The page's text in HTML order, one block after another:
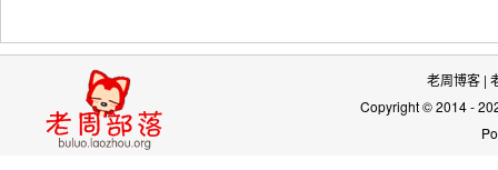
老周博客 |
Copyright © 2014 -